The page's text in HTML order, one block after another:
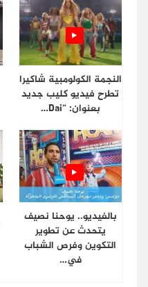
النجمة الكولومبية شاكيرا
تطرح فيديو كليب جديد
بعنوان: “Dai…
بالفيديو.. يوحنا نصيف
يتحدث عن تطوير
التكوين وفرص الشباب
في…